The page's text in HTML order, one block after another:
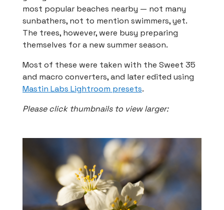
most popular beaches nearby — not many
sunbathers, not to mention swimmers, yet.
The trees, however, were busy preparing
themselves for a new summer season.
Most of these were taken with the Sweet 35
and macro converters, and later edited using
Mastin Labs Lightroom presets.
Please click thumbnails to view larger: